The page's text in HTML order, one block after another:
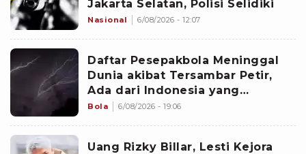
Jakarta Selatan, Polisi Selidiki
Nasional 6/08/2026 - 12:07
Daftar Pesepakbola Meninggal
Dunia akibat Tersambar Petir,
Ada dari Indonesia yang
Namanya sudah Tersohor
Bola 6/08/2026 - 19:06
Uang Rizky Billar, Lesti Kejora